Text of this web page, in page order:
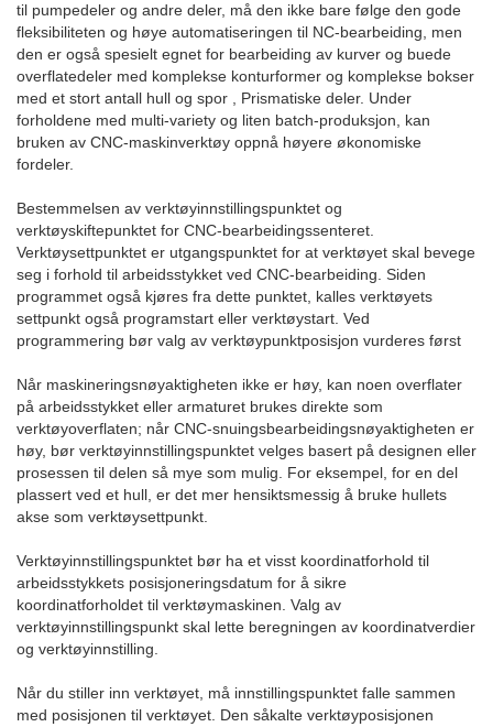
til pumpedeler og andre deler, må den ikke bare følge den gode
fleksibiliteten og høye automatiseringen til NC-bearbeiding, men
den er også spesielt egnet for bearbeiding av kurver og buede
overflatedeler med komplekse konturformer og komplekse bokser
med et stort antall hull og spor , Prismatiske deler. Under
forholdene med multi-variety og liten batch-produksjon, kan
bruken av CNC-maskinverktøy oppnå høyere økonomiske
fordeler.
Bestemmelsen av verktøyinnstillingspunktet og
verktøyskiftepunktet for CNC-bearbeidingssenteret.
Verktøysettpunktet er utgangspunktet for at verktøyet skal bevege
seg i forhold til arbeidsstykket ved CNC-bearbeiding. Siden
programmet også kjøres fra dette punktet, kalles verktøyets
settpunkt også programstart eller verktøystart. Ved
programmering bør valg av verktøypunktposisjon vurderes først
Når maskineringsnøyaktigheten ikke er høy, kan noen overflater
på arbeidsstykket eller armaturet brukes direkte som
verktøyoverflaten; når CNC-snuingsbearbeidingsnøyaktigheten er
høy, bør verktøyinnstillingspunktet velges basert på designen eller
prosessen til delen så mye som mulig. For eksempel, for en del
plassert ved et hull, er det mer hensiktsmessig å bruke hullets
akse som verktøysettpunkt.
Verktøyinnstillingspunktet bør ha et visst koordinatforhold til
arbeidsstykkets posisjoneringsdatum for å sikre
koordinatforholdet til verktøymaskinen. Valg av
verktøyinnstillingspunkt skal lette beregningen av koordinatverdier
og verktøyinnstilling.
Når du stiller inn verktøyet, må innstillingspunktet falle sammen
med posisjonen til verktøyet. Den såkalte verktøyposisjonen